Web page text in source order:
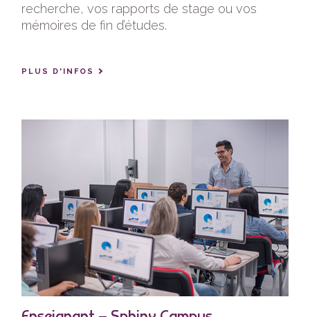
recherche, vos rapports de stage ou vos
mémoires de fin d’études.
PLUS D'INFOS